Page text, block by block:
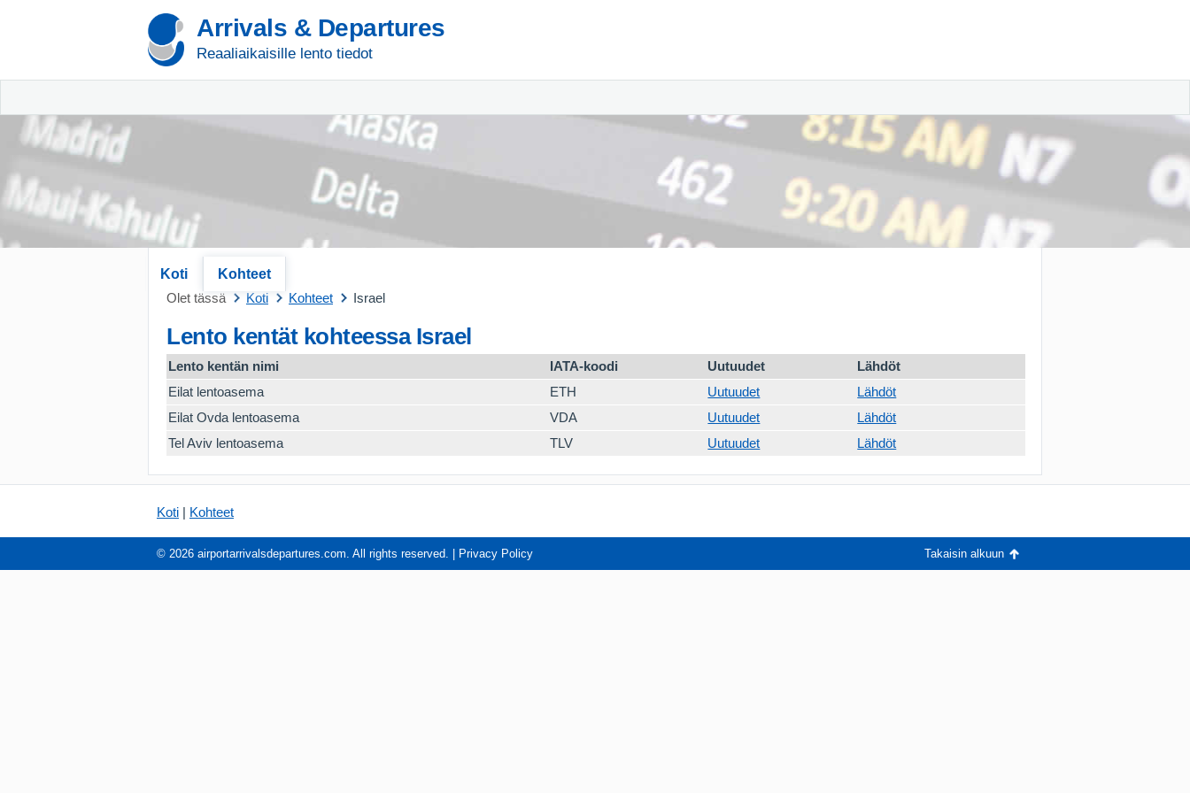
Arrivals & Departures
Reaaliaikaisille lento tiedot
Koti
Kohteet
Olet tässä
Koti Kohteet Israel
Lento kentät kohteessa Israel
Lento kentän nimi IATA-koodi Uutuudet
Lähdöt
Eilat lentoasema
ETH Uutuudet
Lähdöt
Eilat Ovda lentoasema
VDA Uutuudet
Lähdöt
Tel Aviv lentoasema
TLV Uutuudet Lähdöt
Koti | Kohteet
© 2026 airportarrivalsdepartures.com. All rights reserved. | Privacy Policy Takaisin alkuun